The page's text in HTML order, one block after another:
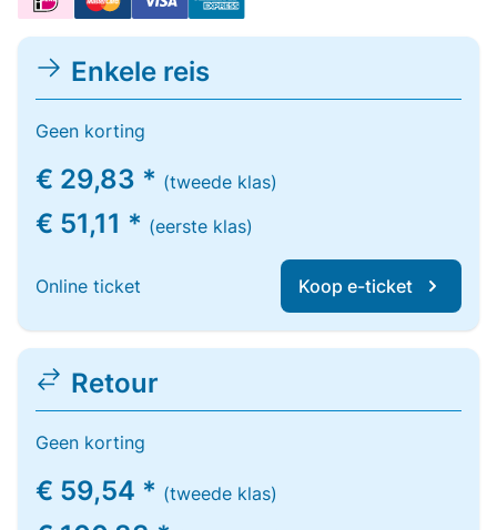
Enkele reis
Geen korting
€ 29,83 * (tweede klas)
€ 51,11 * (eerste klas)
Online ticket Koop e-ticket
Retour
Geen korting
€ 59,54 * (tweede klas)